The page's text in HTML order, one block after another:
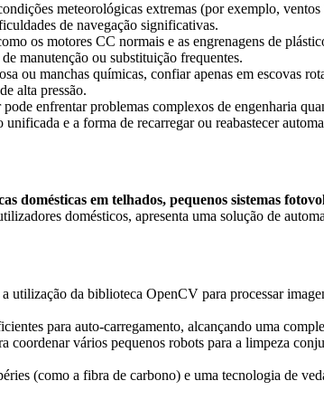
meteorológicas extremas (por exemplo,
de navegação significativas.
os motores CC normais e as engrenagens de
manutenção ou substituição frequentes.
ou manchas químicas, confiar apenas em escovas
alta pressão.
enfrentar problemas complexos de engenharia
e a forma de recarregar ou reabastecer
domésticas em telhados, pequenos sistemas
domésticos, apresenta uma solução de
utilização da biblioteca OpenCV para processar
para auto-carregamento, alcançando uma
vários pequenos robots para a limpeza
(como a fibra de carbono) e uma tecnologia de